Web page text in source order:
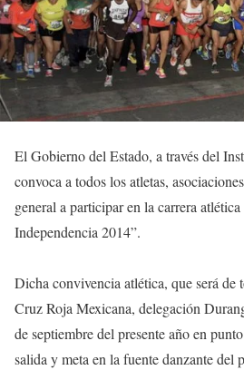
El Gobierno del Estado, a través del
convoca a todos los atletas,
general a participar en la carrera
Independencia 2014”.
Dicha convivencia atlética, que será de
Cruz Roja Mexicana, delegación
de septiembre del presente año en
salida y meta en la fuente danzante del